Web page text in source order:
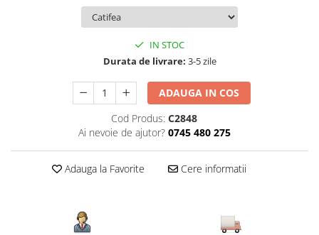
IN STOC
Durata de livrare: 3-5 zile
ADAUGA IN COS
Cod Produs: C2848
Ai nevoie de ajutor? 0745 480 275
Adauga la Favorite Cere informatii